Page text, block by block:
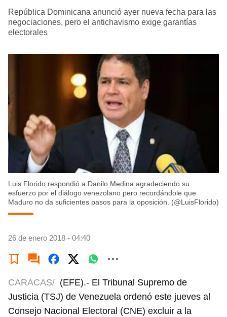
República Dominicana anunció ayer nueva fecha para las
negociaciones, pero el antichavismo exige garantías
electorales
Luis Florido respondió a Danilo Medina agradeciendo su
esfuerzo por el diálogo venezolano pero recordándole que
Maduro no da suficientes pasos para la oposición. (@LuisFlorido)
26 de enero 2018 - 04:40
CARACAS/ (EFE).- El Tribunal Supremo de
Justicia (TSJ) de Venezuela ordenó este jueves al
Consejo Nacional Electoral (CNE) excluir a la